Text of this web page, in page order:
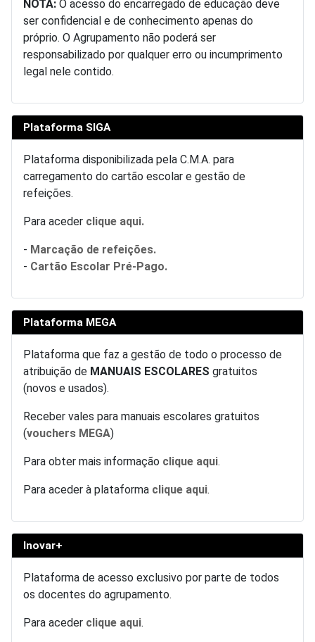
NOTA: O acesso do encarregado de educação deve
ser confidencial e de conhecimento apenas do
próprio. O Agrupamento não poderá ser
responsabilizado por qualquer erro ou incumprimento
legal nele contido.
Plataforma SIGA
Plataforma disponibilizada pela C.M.A. para
carregamento do cartão escolar e gestão de
refeições.
Para aceder clique aqui.
- Marcação de refeições.
- Cartão Escolar Pré-Pago.
Plataforma MEGA
Plataforma que faz a gestão de todo o processo de
atribuição de MANUAIS ESCOLARES gratuitos
(novos e usados).
Receber vales para manuais escolares gratuitos
(vouchers MEGA)
Para obter mais informação clique aqui.
Para aceder à plataforma clique aqui.
Inovar+
Plataforma de acesso exclusivo por parte de todos
os docentes do agrupamento.
Para aceder clique aqui.